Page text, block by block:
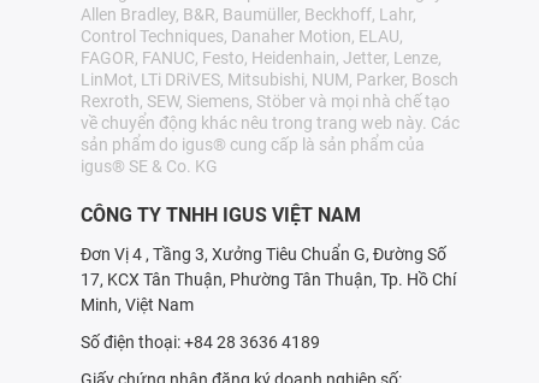
Allen Bradley, B&R, Baumüller, Beckhoff, Lahr,
Control Techniques, Danaher Motion, ELAU,
FAGOR, FANUC, Festo, Heidenhain, Jetter, Lenze,
LinMot, LTi DRiVES, Mitsubishi, NUM, Parker, Bosch
Rexroth, SEW, Siemens, Stöber và mọi nhà chế tạo
về chuyển động khác nêu trong trang web này. Các
sản phẩm do igus® cung cấp là sản phẩm của
igus® SE & Co. KG
CÔNG TY TNHH IGUS VIỆT NAM
Đơn Vị 4 , Tầng 3, Xưởng Tiêu Chuẩn G, Đường Số
17, KCX Tân Thuận, Phường Tân Thuận, Tp. Hồ Chí
Minh, Việt Nam
Số điện thoại: +84 28 3636 4189
Giấy chứng nhận đăng ký doanh nghiệp số: